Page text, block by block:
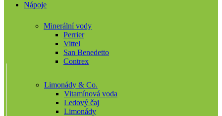
Nápoje
Minerální vody
Perrier
Vittel
San Benedetto
Contrex
Limonády & Co.
Vitamínová voda
Ledový čaj
Limonády